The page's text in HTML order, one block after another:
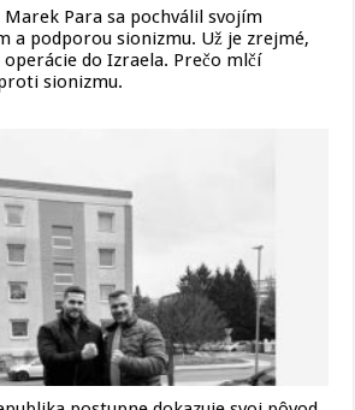
Marek Para sa pochválil svojím
a podporou sionizmu. Už je zrejmé,
do Izraela. Prečo mlčí
sionizmu.